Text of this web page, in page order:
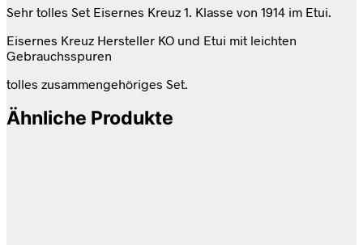
Sehr tolles Set Eisernes Kreuz 1. Klasse von 1914 im Etui.
Eisernes Kreuz Hersteller KO und Etui mit leichten
Gebrauchsspuren
tolles zusammengehöriges Set.
Ähnliche Produkte